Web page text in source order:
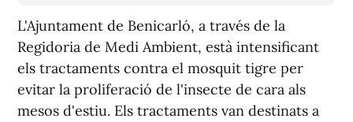
L'Ajuntament de Benicarló, a través de la
Regidoria de Medi Ambient, està intensificant
els tractaments contra el mosquit tigre per
evitar la proliferació de l'insecte de cara als
mesos d'estiu. Els tractaments van destinats a